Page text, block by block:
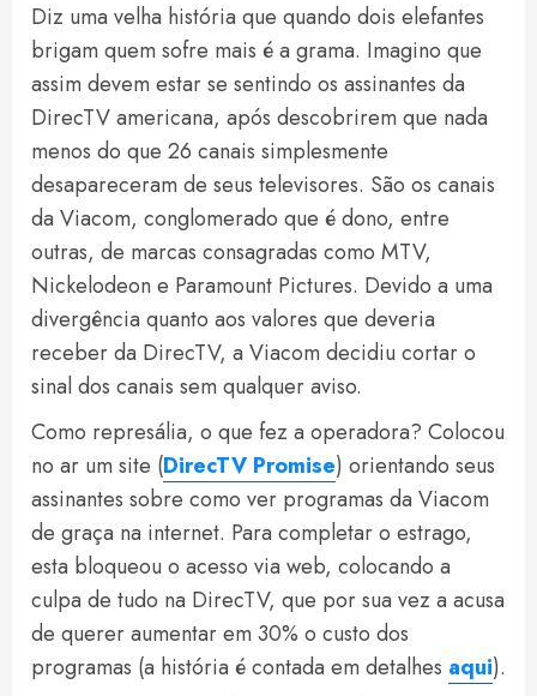
Diz uma velha história que quando dois elefantes
brigam quem sofre mais é a grama. Imagino que
assim devem estar se sentindo os assinantes da
DirecTV americana, após descobrirem que nada
menos do que 26 canais simplesmente
desapareceram de seus televisores. São os canais
da Viacom, conglomerado que é dono, entre
outras, de marcas consagradas como MTV,
Nickelodeon e Paramount Pictures. Devido a uma
divergência quanto aos valores que deveria
receber da DirecTV, a Viacom decidiu cortar o
sinal dos canais sem qualquer aviso.
Como represália, o que fez a operadora? Colocou
no ar um site (DirecTV Promise) orientando seus
assinantes sobre como ver programas da Viacom
de graça na internet. Para completar o estrago,
esta bloqueou o acesso via web, colocando a
culpa de tudo na DirecTV, que por sua vez a acusa
de querer aumentar em 30% o custo dos
programas (a história é contada em detalhes aqui).